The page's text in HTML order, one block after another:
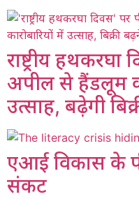
राष्ट्रीय
अपील से हैंडलूम
उत्साह, बढ़ेगी
एआई विकास के
संकट